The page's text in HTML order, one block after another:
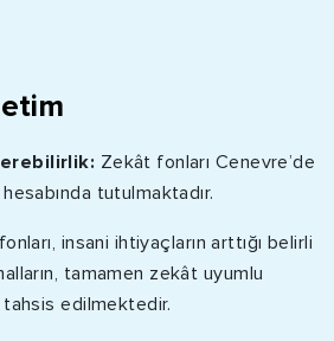
Zekât fonları Cenevre’de
tutulmaktadır.
insani ihtiyaçların arttığı belirli
tamamen zekât uyumlu
tahsis edilmektedir.